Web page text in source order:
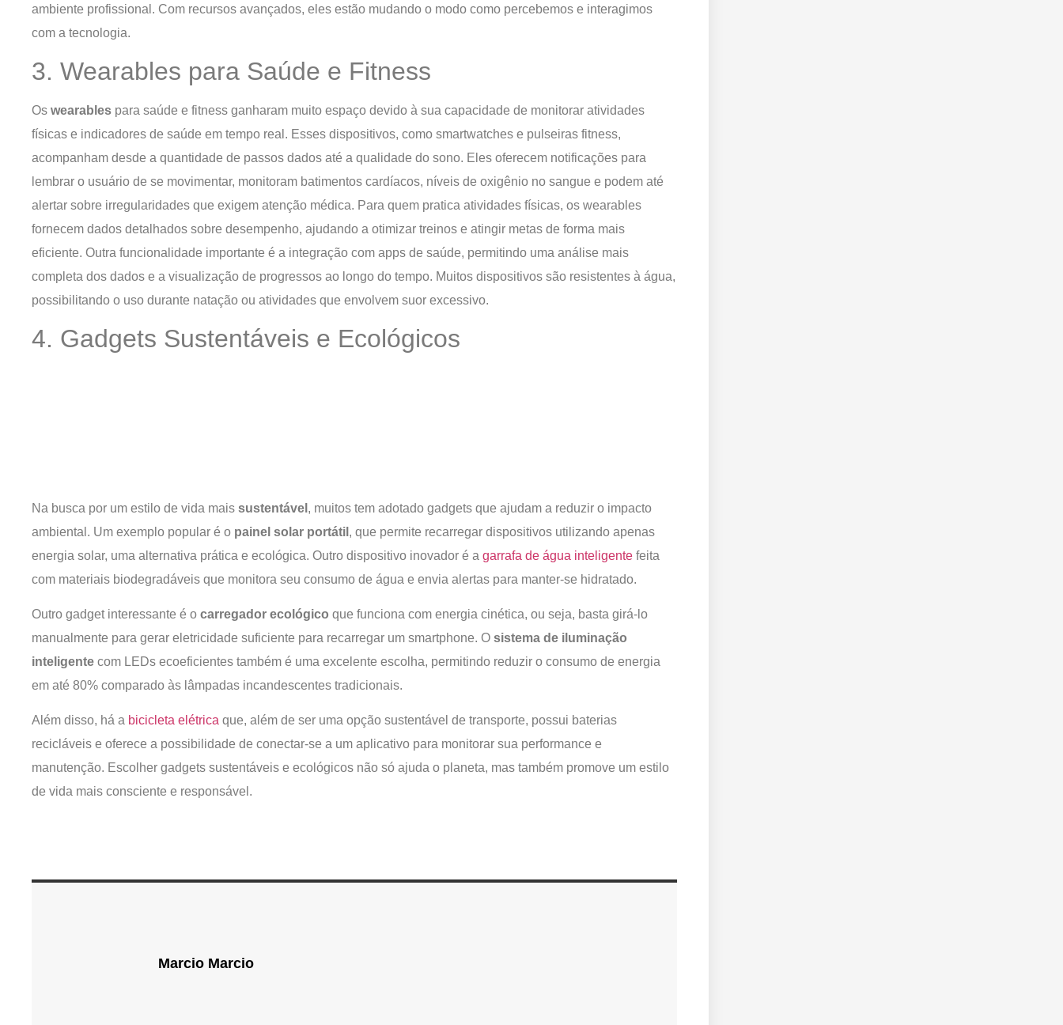
ambiente profissional. Com recursos avançados, eles estão mudando o modo como percebemos e interagimos
com a tecnologia.
3. Wearables para Saúde e Fitness
Os wearables para saúde e fitness ganharam muito espaço devido à sua capacidade de monitorar atividades
físicas e indicadores de saúde em tempo real. Esses dispositivos, como smartwatches e pulseiras fitness,
acompanham desde a quantidade de passos dados até a qualidade do sono. Eles oferecem notificações para
lembrar o usuário de se movimentar, monitoram batimentos cardíacos, níveis de oxigênio no sangue e podem até
alertar sobre irregularidades que exigem atenção médica. Para quem pratica atividades físicas, os wearables
fornecem dados detalhados sobre desempenho, ajudando a otimizar treinos e atingir metas de forma mais
eficiente. Outra funcionalidade importante é a integração com apps de saúde, permitindo uma análise mais
completa dos dados e a visualização de progressos ao longo do tempo. Muitos dispositivos são resistentes à água,
possibilitando o uso durante natação ou atividades que envolvem suor excessivo.
4. Gadgets Sustentáveis e Ecológicos
Na busca por um estilo de vida mais sustentável , muitos tem adotado gadgets que ajudam a reduzir o impacto
ambiental. Um exemplo popular é o painel solar portátil , que permite recarregar dispositivos utilizando apenas
energia solar, uma alternativa prática e ecológica. Outro dispositivo inovador é a garrafa de água inteligente feita
com materiais biodegradáveis que monitora seu consumo de água e envia alertas para manter-se hidratado.
Outro gadget interessante é o carregador ecológico que funciona com energia cinética, ou seja, basta girá-lo
manualmente para gerar eletricidade suficiente para recarregar um smartphone. O sistema de iluminação
inteligente com LEDs ecoeficientes também é uma excelente escolha, permitindo reduzir o consumo de energia
em até 80% comparado às lâmpadas incandescentes tradicionais.
Além disso, há a bicicleta elétrica que, além de ser uma opção sustentável de transporte, possui baterias
recicláveis e oferece a possibilidade de conectar-se a um aplicativo para monitorar sua performance e
manutenção. Escolher gadgets sustentáveis e ecológicos não só ajuda o planeta, mas também promove um estilo
de vida mais consciente e responsável.
Marcio Marcio